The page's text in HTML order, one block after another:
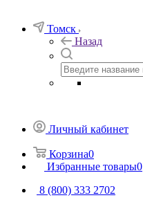
Томск
Назад
Личный кабинет
Корзина0
Избранные товары0
8 (800) 333 2702